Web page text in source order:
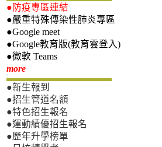
●防疫專區連結
●嚴重特殊傳染性肺炎專區
●Google meet
●Google教育版(教育雲登入)
●微軟 Teams
more新生專區
●新生報到
●招生管道名額
●特色招生報名
●運動績優招生報名
●歷年升學榜單